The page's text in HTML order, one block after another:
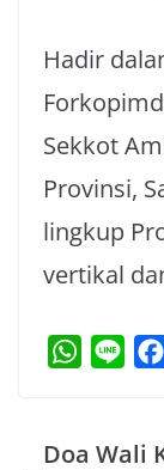
Hadir
Sekkot
Provinsi,
lingkup
vertikal
W
t
e
Doa Wali